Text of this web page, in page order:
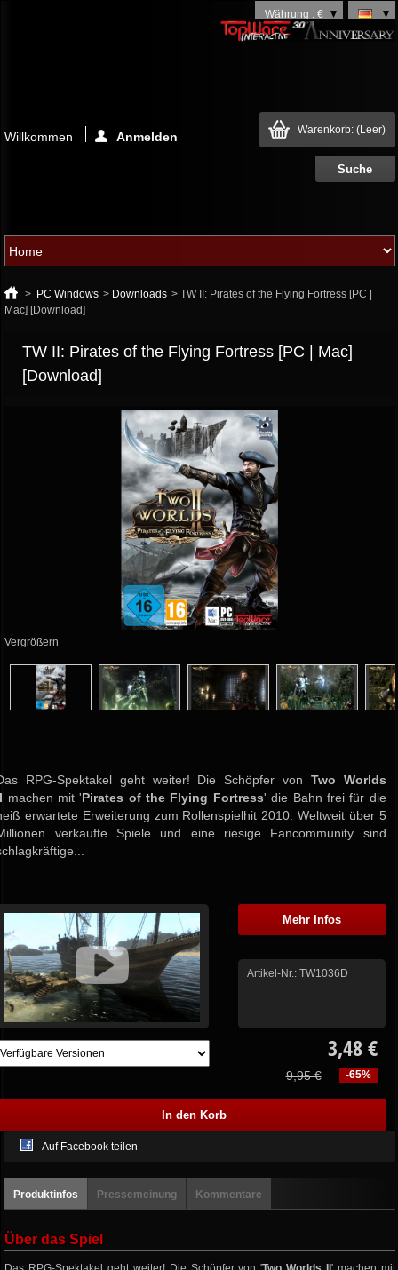
Währung : €
Warenkorb: (Leer)
Willkommen Anmelden
> PC Windows > Downloads > TW II: Pirates of the Flying Fortress [PC |
Mac] [Download]
TW II: Pirates of the Flying Fortress [PC | Mac]
[Download]
Vergrößern
RPG-Spektakel geht weiter! Die Schöpfer von Two Worlds
machen mit 'Pirates of the Flying Fortress' die Bahn frei für die
erwartete Erweiterung zum Rollenspielhit 2010. Weltweit über 5
verkaufte Spiele und eine riesige Fancommunity sind
Mehr Infos
Artikel-Nr.: TW1036D
3,48 €
-65%
9,95 €
Auf Facebook teilen
Produktinfos Pressemeinung Kommentare
Über das Spiel